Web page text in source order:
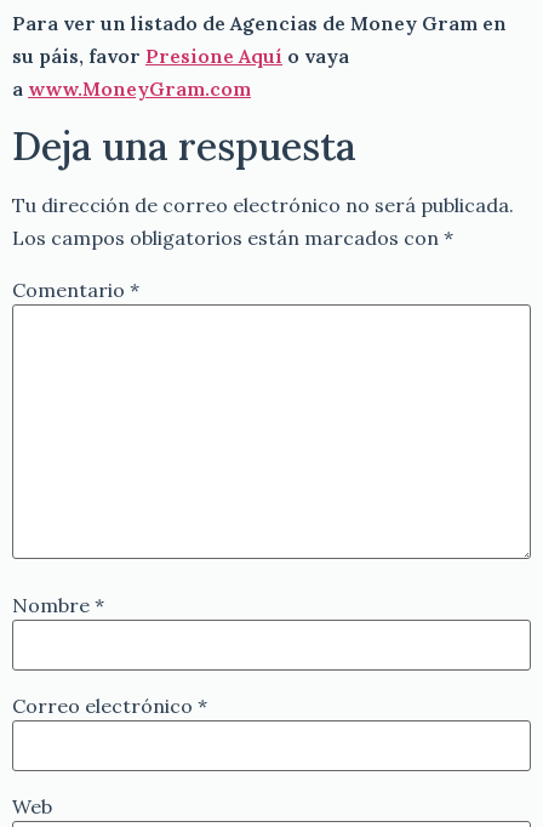
Para ver un listado de Agencias de Money Gram en
su páis, favor Presione Aquí o vaya
a www.MoneyGram.com
Deja una respuesta
Tu dirección de correo electrónico no será publicada.
Los campos obligatorios están marcados con *
Comentario *
Nombre *
Correo electrónico *
Web